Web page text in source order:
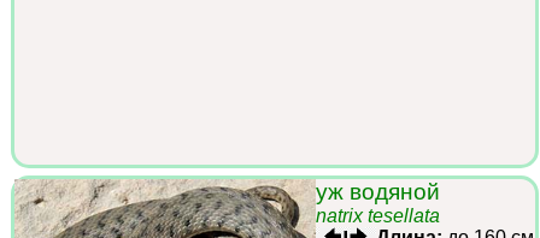
уж водяной
natrix tesellata